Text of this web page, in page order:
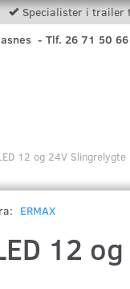
Specialister i trailer
- Tlf. 26 71 50
12 og 24V
ERMAX
12